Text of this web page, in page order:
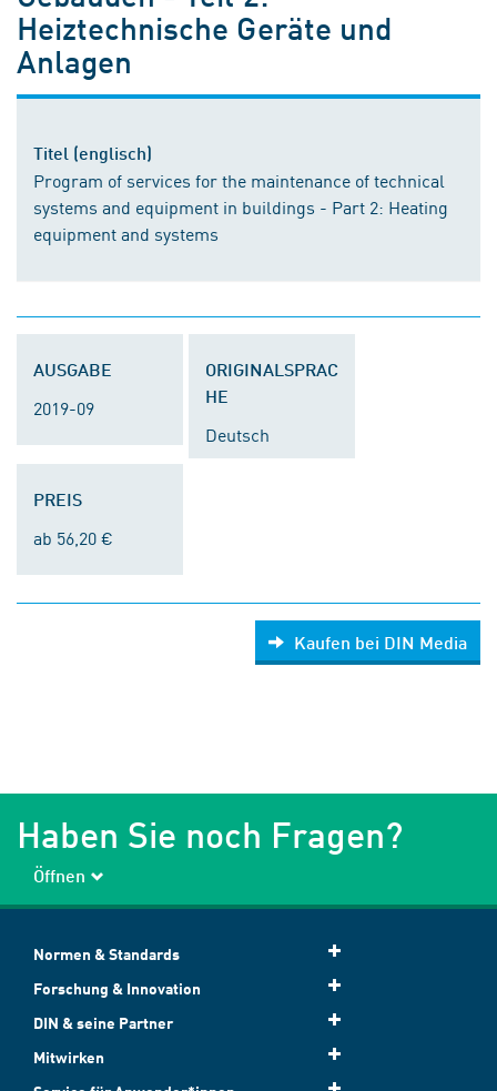
Heiztechnische Geräte und
Anlagen
Titel (englisch)
Program of services for the maintenance of technical
systems and equipment in buildings - Part 2: Heating
equipment and systems
AUSGABE
2019-09
ORIGINALSPRAC
HE
Deutsch
PREIS
ab 56,20 €
Kaufen bei DIN Media
Haben Sie noch Fragen?
Öffnen
Normen & Standards
Forschung & Innovation
DIN & seine Partner
Mitwirken